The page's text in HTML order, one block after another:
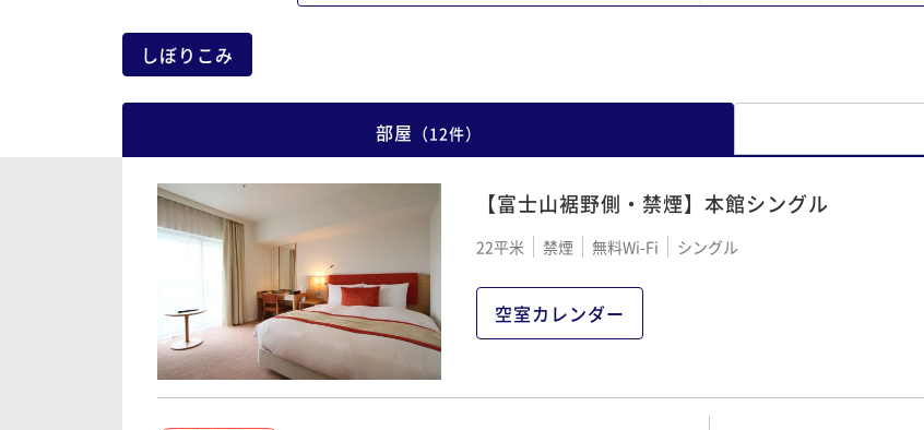
しぼりこみ
部屋 （12件）
【富士山裾野側・禁煙】本館シングル
22平米 禁煙 無料Wi-Fi シングル
空室カレンダー